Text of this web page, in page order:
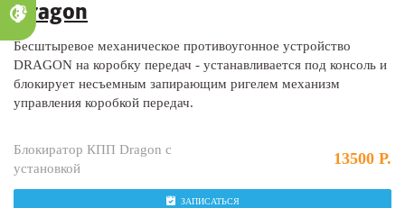
Dragon
Бесштыревое механическое противоугонное устройство
DRAGON на коробку передач - устанавливается под консоль и
блокирует несъемным запирающим ригелем механизм
управления коробкой передач.
Блокиратор КПП Dragon с
установкой
13500 Р.
ЗАПИСАТЬСЯ